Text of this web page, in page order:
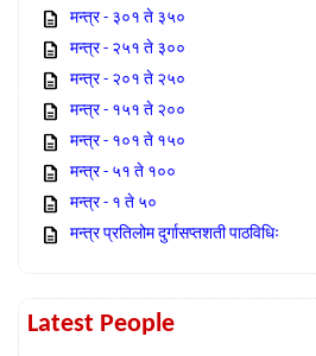
मन्त्र - ३०१ ते ३५०
मन्त्र - २५१ ते ३००
मन्त्र - २०१ ते २५०
मन्त्र - १५१ ते २००
मन्त्र - १०१ ते १५०
मन्त्र - ५१ ते १००
मन्त्र - १ ते ५०
मन्त्र प्रतिलोम दुर्गासप्तशती पाठविधिः
Latest People